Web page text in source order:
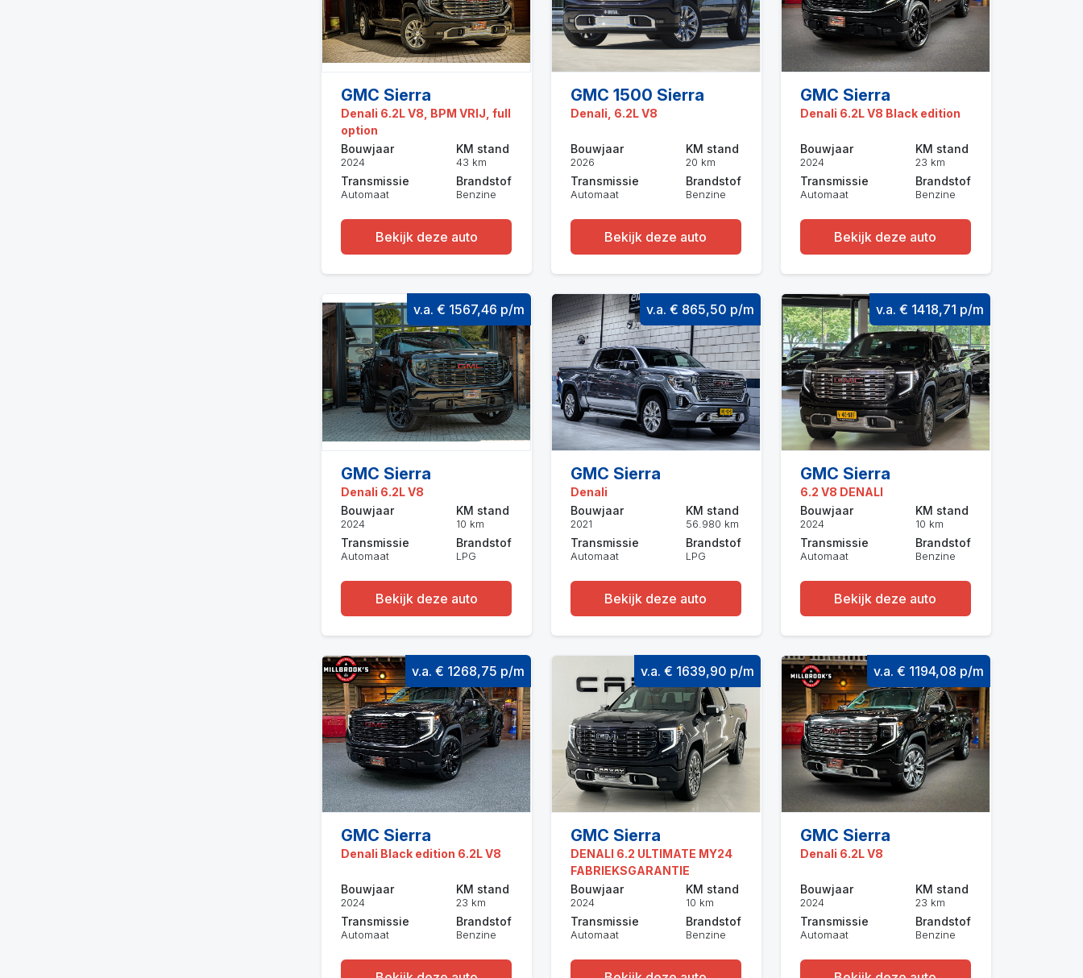
GMC Sierra
Denali 6.2L V8, BPM VRIJ, full
option
Bouwjaar
2024
Transmissie
Automaat
KM stand
43 km
Brandstof
Benzine
Bekijk deze auto
GMC 1500 Sierra
Denali, 6.2L V8
Bouwjaar
2026
Transmissie
Automaat
KM stand
20 km
Brandstof
Benzine
Bekijk deze auto
GMC Sierra
Denali 6.2L V8 Black edition
Bouwjaar
2024
Transmissie
Automaat
KM stand
23 km
Brandstof
Benzine
Bekijk deze auto
v.a. € 1567,46 p/m
GMC Sierra
Denali 6.2L V8
Bouwjaar
2024
Transmissie
Automaat
KM stand
10 km
Brandstof
LPG
Bekijk deze auto
v.a. € 865,50 p/m
GMC Sierra
Denali
Bouwjaar
2021
Transmissie
Automaat
KM stand
56.980 km
Brandstof
LPG
Bekijk deze auto
v.a. € 1418,71 p/m
GMC Sierra
6.2 V8 DENALI
Bouwjaar
2024
Transmissie
Automaat
KM stand
10 km
Brandstof
Benzine
Bekijk deze auto
v.a. € 1268,75 p/m
GMC Sierra
Denali Black edition 6.2L V8
Bouwjaar
2024
Transmissie
Automaat
KM stand
23 km
Brandstof
Benzine
v.a. € 1639,90 p/m
GMC Sierra
DENALI 6.2 ULTIMATE MY24
FABRIEKSGARANTIE
Bouwjaar
2024
Transmissie
Automaat
KM stand
10 km
Brandstof
Benzine
v.a. € 1194,08 p/m
GMC Sierra
Denali 6.2L V8
Bouwjaar
2024
Transmissie
Automaat
KM stand
23 km
Brandstof
Benzine